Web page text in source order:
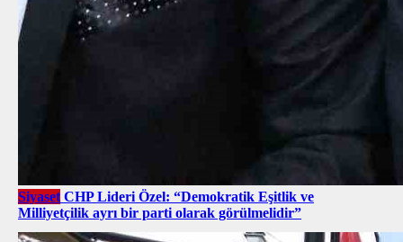
Siyaset CHP Lideri Özel: “Demokratik Eşitlik ve
Milliyetçilik ayrı bir parti olarak görülmelidir”